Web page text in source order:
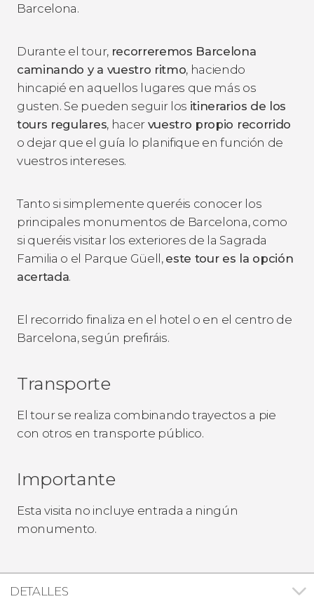
Barcelona.
Durante el tour, recorreremos Barcelona
caminando y a vuestro ritmo, haciendo
hincapié en aquellos lugares que más os
gusten. Se pueden seguir los itinerarios de los
tours regulares, hacer vuestro propio recorrido
o dejar que el guía lo planifique en función de
vuestros intereses.
Tanto si simplemente queréis conocer los
principales monumentos de Barcelona, como
si queréis visitar los exteriores de la Sagrada
Familia o el Parque Güell, este tour es la opción
acertada.
El recorrido finaliza en el hotel o en el centro de
Barcelona, según prefiráis.
Transporte
El tour se realiza combinando trayectos a pie
con otros en transporte público.
Importante
Esta visita no incluye entrada a ningún
monumento.
DETALLES